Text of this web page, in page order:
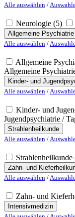
Alle auswählen /
Neurologie (5)
Allgemeine Psychiatrie
Alle auswählen /
Allgemeine
Allgemeine
Kinder- und
Alle auswählen /
Kinder- und
Jugendpsychiatrie /
Strahlenheilkunde
Alle auswählen /
Strahlenheilkunde
Zahn- und
Alle auswählen /
Zahn- und
Intensivmedizin